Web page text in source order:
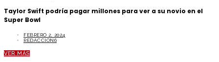
Taylor Swift podría pagar millones para ver a su novio en el
Super Bowl
FEBRERO 2, 2024
REDACCION6
VER MÁS